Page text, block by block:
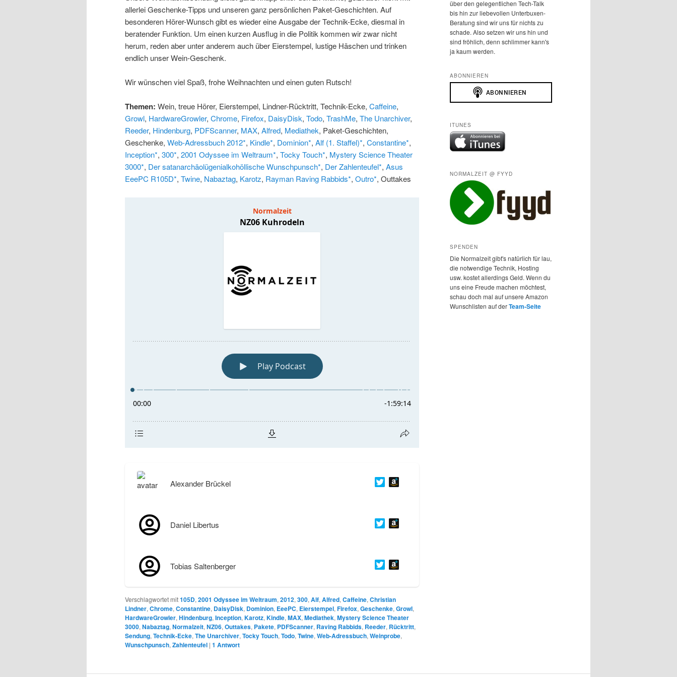
allerlei Geschenke-Tipps und unseren ganz persönlichen Paket-Geschichten. Auf
besonderen Hörer-Wunsch gibt es wieder eine Ausgabe der Technik-Ecke, diesmal in
beratender Funktion. Um einen kurzen Ausflug in die Politik kommen wir zwar nicht
herum, reden aber unter anderem auch über Eierstempel, lustige Häschen und trinken
endlich unser Wein-Geschenk.
Wir wünschen viel Spaß, frohe Weihnachten und einen guten Rutsch!
Themen: Wein, treue Hörer, Eierstempel, Lindner-Rücktritt, Technik-Ecke, Caffeine,
Growl, HardwareGrowler, Chrome, Firefox, DaisyDisk, Todo, TrashMe, The Unarchiver,
Reeder, Hindenburg, PDFScanner, MAX, Alfred, Mediathek, Paket-Geschichten,
Geschenke, Web-Adressbuch 2012*, Kindle*, Dominion*, Alf (1. Staffel)*, Constantine*,
Inception*, 300*, 2001 Odyssee im Weltraum*, Tocky Touch*, Mystery Science Theater
3000*, Der satanarchäolügenialkohöllische Wunschpunsch*, Der Zahlenteufel*, Asus
EeePC R105D*, Twine, Nabaztag, Karotz, Rayman Raving Rabbids*, Outro*, Outtakes
Alexander Brückel
Daniel Libertus
Tobias Saltenberger
Verschlagwortet mit105D, 2001 Odyssee im Weltraum, 2012, 300, Alf, Alfred, Caffeine, Christian
Lindner, Chrome, Constantine, DaisyDisk, Dominion, EeePC, Eierstempel, Firefox, Geschenke, Growl,
HardwareGrowler, Hindenburg, Inception, Karotz, Kindle, MAX, Mediathek, Mystery Science Theater
3000, Nabaztag, Normalzeit, NZ06, Outtakes, Pakete, PDFScanner, Raving Rabbids, Reeder, Rücktritt,
Sendung, Technik-Ecke, The Unarchiver, Tocky Touch, Todo, Twine, Web-Adressbuch, Weinprobe,
Wunschpunsch, Zahlenteufel | 1 Antwort
über den gelegentlichen Tech-Talk
bis hin zur liebevollen Unterbuxen-
Beratung sind wir uns für nichts zu
schade. Also setzen wir uns hin und
sind fröhlich, denn schlimmer kann's
ja kaum werden.
ABONNIEREN
ITUNES
NORMALZEIT @ FYYD
SPENDEN
Die Normalzeit gibt's natürlich für lau,
die notwendige Technik, Hosting
usw. kostet allerdings Geld. Wenn du
uns eine Freude machen möchtest,
schau doch mal auf unsere Amazon
Wunschlisten auf derTeam-Seite